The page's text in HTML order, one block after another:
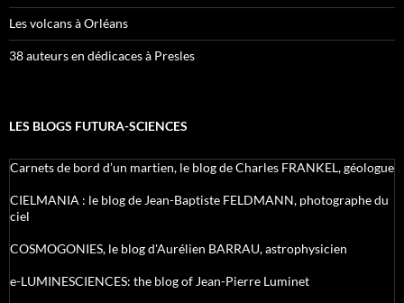
Les volcans à Orléans
38 auteurs en dédicaces à Presles
LES BLOGS FUTURA-SCIENCES
Carnets de bord d’un martien, le blog de Charles FRANKEL, géologue
CIELMANIA : le blog de Jean-Baptiste FELDMANN, photographe du
ciel
COSMOGONIES, le blog d'Aurélien BARRAU, astrophysicien
e-LUMINESCIENCES: the blog of Jean-Pierre Luminet